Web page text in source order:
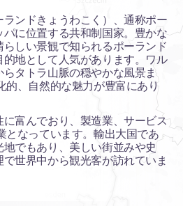
ンドきょうわこく）、通称ポー
に位置する共和制国家。豊かな
しい景観で知られるポーランド
地として人気があります。ワル
タトラ山脈の穏やかな風景ま
的、自然的な魅力が豊富にあり
富んでおり、製造業、サービス
となっています。輸出大国であ
でもあり、美しい街並みや史
世界中から観光客が訪れていま